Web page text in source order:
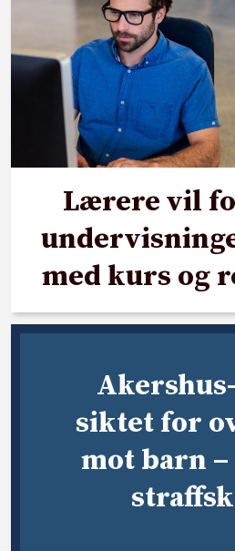
Lærere vil
med kurs og
siktet for
mot barn